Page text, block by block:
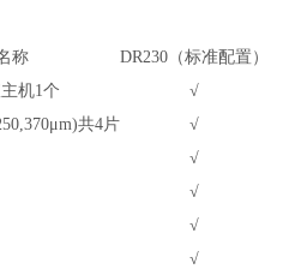
称 DR230 （标准配置）
机1个
√
μm)共4片
√
√
√
√
√